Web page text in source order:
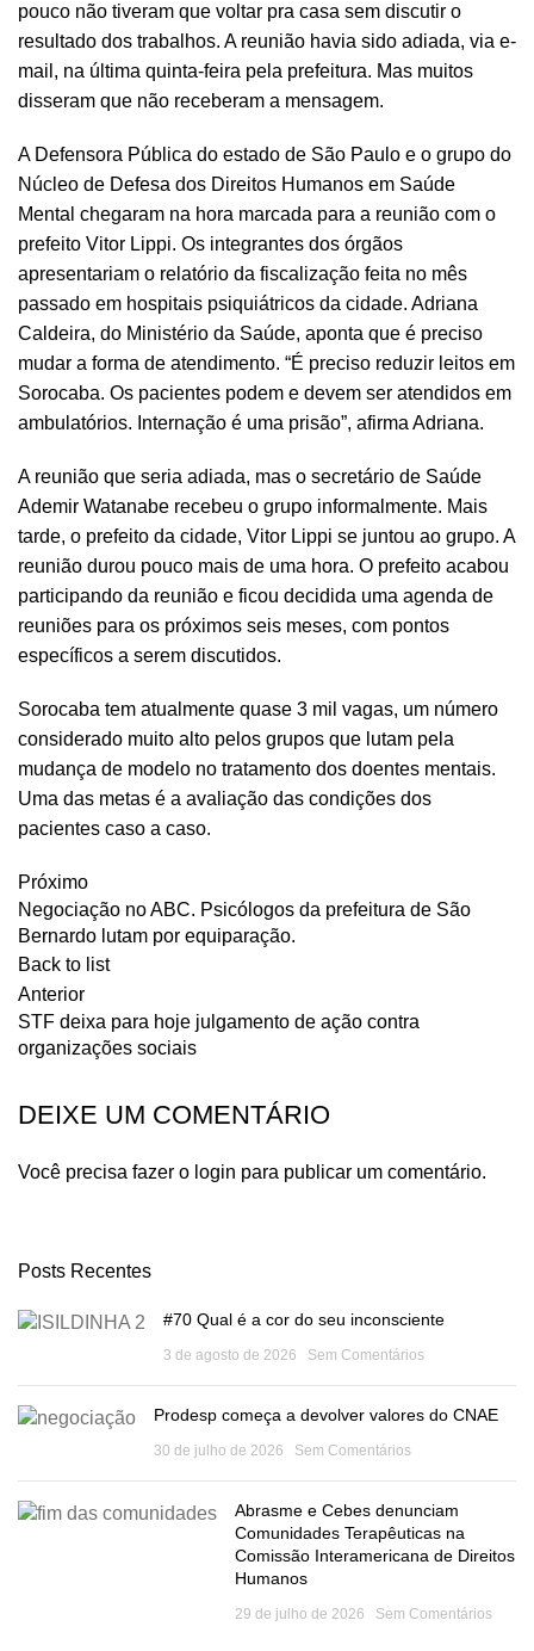
pouco não tiveram que voltar pra casa sem discutir o
resultado dos trabalhos. A reunião havia sido adiada, via e-
mail, na última quinta-feira pela prefeitura. Mas muitos
disseram que não receberam a mensagem.
A Defensora Pública do estado de São Paulo e o grupo do
Núcleo de Defesa dos Direitos Humanos em Saúde
Mental chegaram na hora marcada para a reunião com o
prefeito Vitor Lippi. Os integrantes dos órgãos
apresentariam o relatório da fiscalização feita no mês
passado em hospitais psiquiátricos da cidade. Adriana
Caldeira, do Ministério da Saúde, aponta que é preciso
mudar a forma de atendimento. “É preciso reduzir leitos em
Sorocaba. Os pacientes podem e devem ser atendidos em
ambulatórios. Internação é uma prisão”, afirma Adriana.
A reunião que seria adiada, mas o secretário de Saúde
Ademir Watanabe recebeu o grupo informalmente. Mais
tarde, o prefeito da cidade, Vitor Lippi se juntou ao grupo. A
reunião durou pouco mais de uma hora. O prefeito acabou
participando da reunião e ficou decidida uma agenda de
reuniões para os próximos seis meses, com pontos
específicos a serem discutidos.
Sorocaba tem atualmente quase 3 mil vagas, um número
considerado muito alto pelos grupos que lutam pela
mudança de modelo no tratamento dos doentes mentais.
Uma das metas é a avaliação das condições dos
pacientes caso a caso.
Próximo
Negociação no ABC. Psicólogos da prefeitura de São
Bernardo lutam por equiparação.
Back to list
Anterior
STF deixa para hoje julgamento de ação contra
organizações sociais
DEIXE UM COMENTÁRIO
Você precisa fazer o login para publicar um comentário.
Posts Recentes
#70 Qual é a cor do seu inconsciente
3 de agosto de 2026 Sem Comentários
Prodesp começa a devolver valores do CNAE
30 de julho de 2026 Sem Comentários
Abrasme e Cebes denunciam
Comunidades Terapêuticas na
Comissão Interamericana de Direitos
Humanos
29 de julho de 2026 Sem Comentários